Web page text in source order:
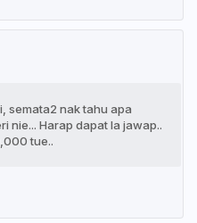
semata2 nak tahu apa
nie... Harap dapat la jawap..
tue..